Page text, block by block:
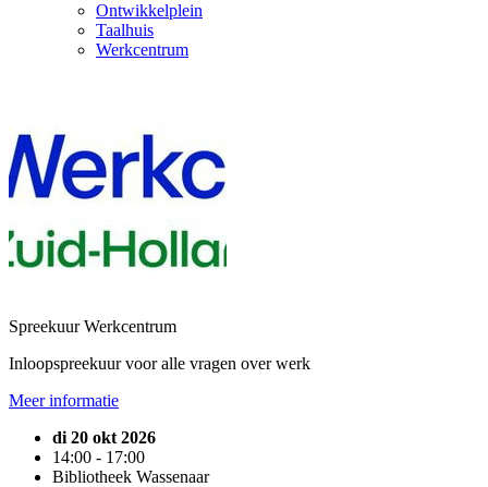
Ontwikkelplein
Taalhuis
Werkcentrum
Spreekuur Werkcentrum
Inloopspreekuur voor alle vragen over werk
Meer informatie
di 20 okt 2026
14:00 - 17:00
Bibliotheek Wassenaar